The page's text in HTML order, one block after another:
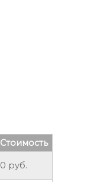
Стоимость
0 руб.